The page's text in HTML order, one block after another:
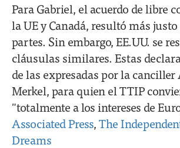
Para Gabriel, el acuerdo de libre
la UE y Canadá, resultó más
partes. Sin embargo, EE.UU. se
cláusulas similares. Estas
de las expresadas por la
Merkel, para quien el TTIP
"totalmente a los intereses de
Associated Press,The
Dreams